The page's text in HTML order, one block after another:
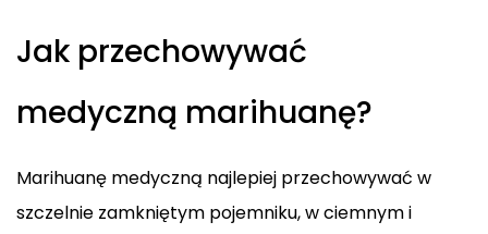
Jak przechowywać
medyczną marihuanę?
Marihuanę medyczną najlepiej przechowywać w
szczelnie zamkniętym pojemniku, w ciemnym i